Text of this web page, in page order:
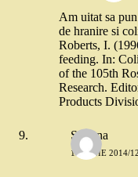
Am uitat sa
de hranire si
Roberts, I.
feeding. In:
of the 105th
Research.
Products
Simona
17 IUNIE 2014/